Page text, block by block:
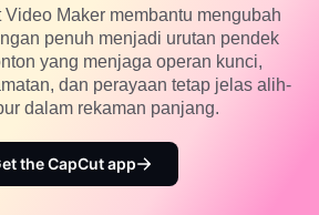
AI
AI
2.5
suara
Program
Campus
Maker membantu mengubah
penuh menjadi urutan pendek
yang menjaga operan kunci,
dan perayaan tetap jelas alih-
dalam rekaman panjang.
the CapCut app